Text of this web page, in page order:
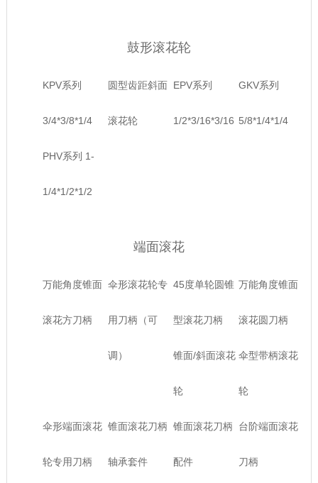
鼓形滚花轮
KPV系列
3/4*3/8*1/4
圆型齿距斜面
滚花轮
EPV系列
1/2*3/16*3/16
GKV系列
5/8*1/4*1/4
PHV系列 1-
1/4*1/2*1/2
端面滚花
万能角度锥面
滚花方刀柄
伞形滚花轮专
用刀柄（可
调）
45度单轮圆锥
型滚花刀柄
万能角度锥面
滚花圆刀柄
锥面/斜面滚花
轮
伞型带柄滚花
轮
伞形端面滚花
轮专用刀柄
锥面滚花刀柄
轴承套件
锥面滚花刀柄
配件
台阶端面滚花
刀柄